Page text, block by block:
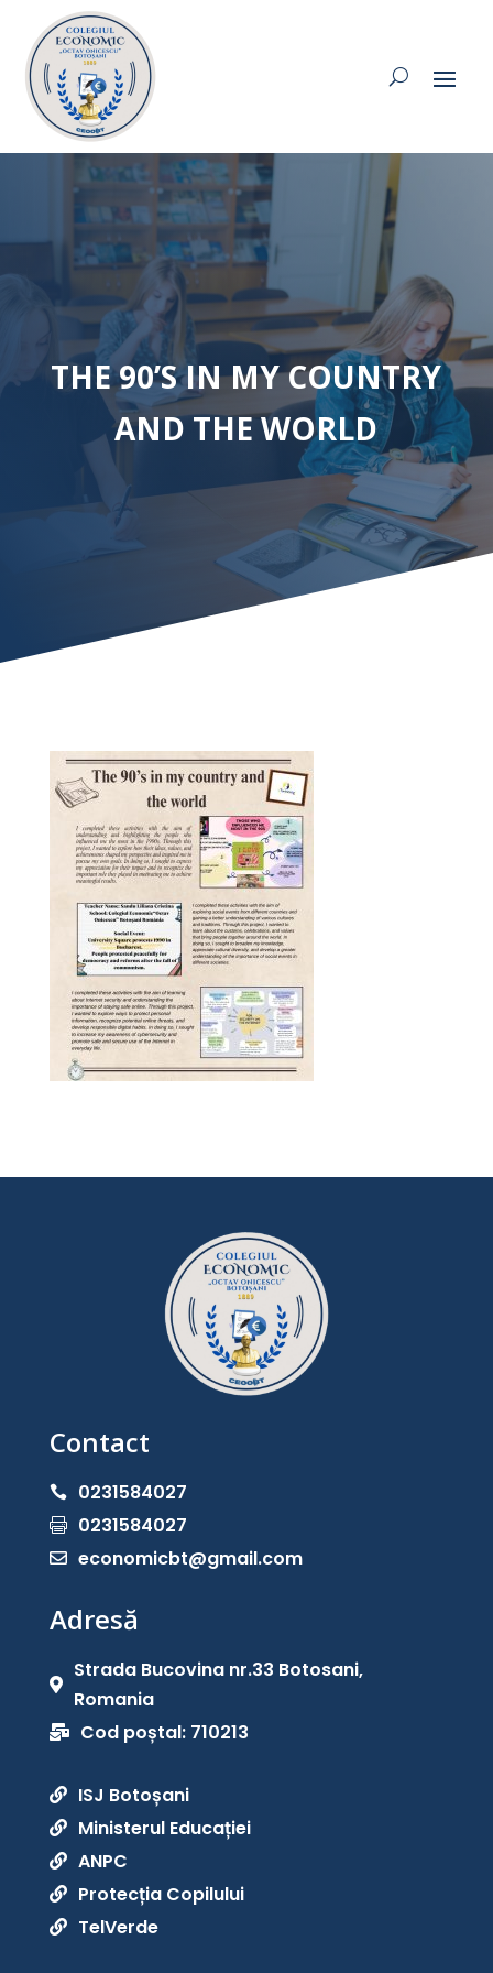
THE 90’S IN MY COUNTRY
AND THE WORLD
Contact
 0231584027
 0231584027
 economicbt@gmail.com
Adresă

Strada Bucovina nr.33 Botosani,
Romania
 Cod poștal: 710213
 ISJ Botoșani
 Ministerul Educației
 ANPC
 Protecția Copilului
 TelVerde